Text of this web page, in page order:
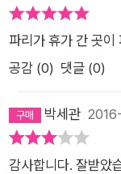
파리가 휴가 간 곳이
공감 (0) 댓글 (0)
박세관
감사합니다. 잘받았